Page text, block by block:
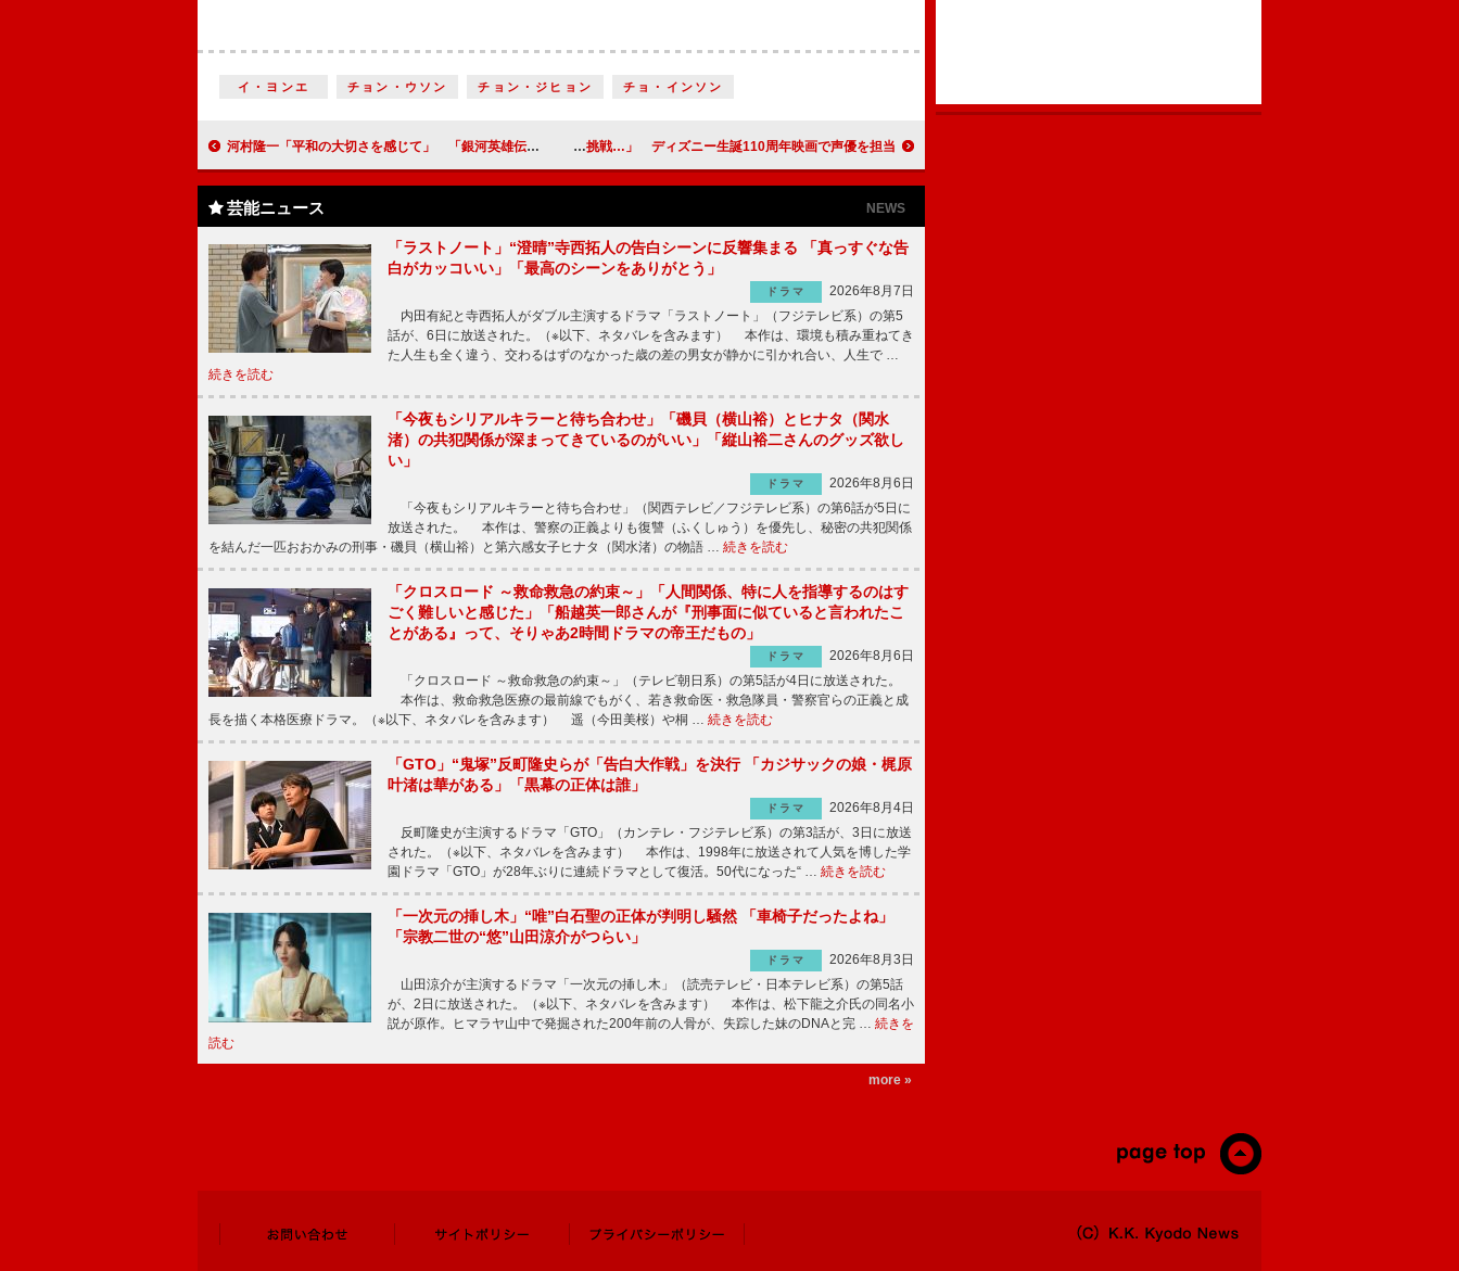
イ・ヨンエ チョン・ウソン チョン・ジヒョン チョ・インソン
河村隆一「平和の大切さを感じて」 「銀河英雄伝説」第二章の舞台が開幕 中山優馬「１人暮らしで料理にも初挑戦…」 ディズニー生誕110周年映画で声優を担当
芸能ニュース NEWS
「ラストノート」“澄晴”寺西拓人の告白シーンに反響集まる 「真っすぐな告
白がカッコいい」「最高のシーンをありがとう」
ドラマ
2026年8月7日
内田有紀と寺西拓人がダブル主演するドラマ「ラストノート」（フジテレビ系）の第5
話が、6日に放送された。（※以下、ネタバレを含みます） 本作は、環境も積み重ねてき
た人生も全く違う、交わるはずのなかった歳の差の男女が静かに引かれ合い、人生で …
続きを読む
「今夜もシリアルキラーと待ち合わせ」「磯貝（横山裕）とヒナタ（関水
渚）の共犯関係が深まってきているのがいい」「縦山裕二さんのグッズ欲し
い」
ドラマ
2026年8月6日
「今夜もシリアルキラーと待ち合わせ」（関西テレビ／フジテレビ系）の第6話が5日に
放送された。 本作は、警察の正義よりも復讐（ふくしゅう）を優先し、秘密の共犯関係
を結んだ一匹おおかみの刑事・磯貝（横山裕）と第六感女子ヒナタ（関水渚）の物語 … 続きを読む
「クロスロード ～救命救急の約束～」「人間関係、特に人を指導するのはす
ごく難しいと感じた」「船越英一郎さんが『刑事面に似ていると言われたこ
とがある』って、そりゃあ2時間ドラマの帝王だもの」
ドラマ
2026年8月6日
「クロスロード ～救命救急の約束～」（テレビ朝日系）の第5話が4日に放送された。
本作は、救命救急医療の最前線でもがく、若き救命医・救急隊員・警察官らの正義と成
長を描く本格医療ドラマ。（※以下、ネタバレを含みます） 遥（今田美桜）や桐 … 続きを読む
「GTO」“鬼塚”反町隆史らが「告白大作戦」を決行 「カジサックの娘・梶原
叶渚は華がある」「黒幕の正体は誰」
ドラマ
2026年8月4日
反町隆史が主演するドラマ「GTO」（カンテレ・フジテレビ系）の第3話が、3日に放送
された。（※以下、ネタバレを含みます） 本作は、1998年に放送されて人気を博した学
園ドラマ「GTO」が28年ぶりに連続ドラマとして復活。50代になった“ … 続きを読む
「一次元の挿し木」“唯”白石聖の正体が判明し騒然 「車椅子だったよね」
「宗教二世の“悠”山田涼介がつらい」
ドラマ
2026年8月3日
山田涼介が主演するドラマ「一次元の挿し木」（読売テレビ・日本テレビ系）の第5話
が、2日に放送された。（※以下、ネタバレを含みます） 本作は、松下龍之介氏の同名小
説が原作。ヒマラヤ山中で発掘された200年前の人骨が、失踪した妹のDNAと完 … 続きを
読む
more »